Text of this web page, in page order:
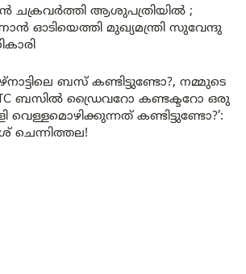
ചക്രവർത്തി ആശുപത്രിയിൽ ;
ഓടിയെത്തി മുഖ്യമന്ത്രി സുവേന്ദു
ബസ് കണ്ടിട്ടുണ്ടോ?, നമ്മുടെ
ബസിൽ ഡ്രൈവറോ കണ്ടക്ടറോ ഒരു
വെള്ളമൊഴിക്കുന്നത് കണ്ടിട്ടുണ്ടോ?’:
ചെന്നിത്തല!